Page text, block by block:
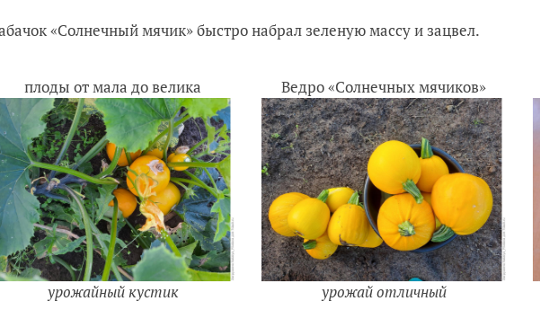
«Солнечный мячик» быстро набрал зеленую массу и зацвел.
плоды от мала до велика
урожайный кустик
Ведро «Солнечных мячиков»
урожай отличный